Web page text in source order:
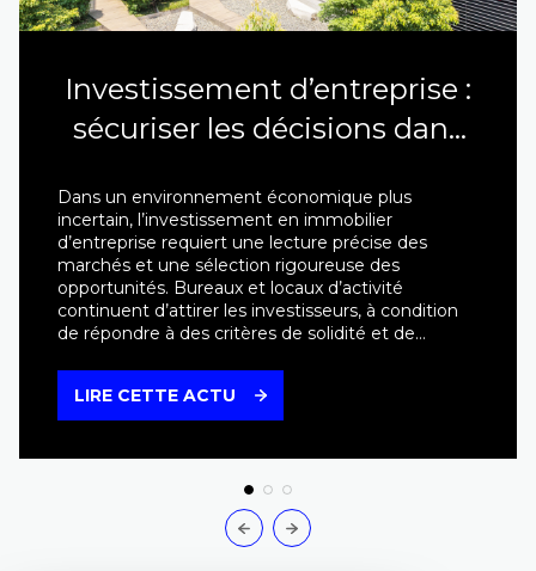
Investissement d’entreprise :
sécuriser les décisions dans
Dans un environnement économique plus
incertain, l’investissement en immobilier
d’entreprise requiert une lecture précise des
marchés et une sélection rigoureuse des
opportunités. Bureaux et locaux d’activité
continuent d’attirer les investisseurs, à condition
de répondre à des critères de solidité et de
l’emplacement, la nature des locataires, la durée
des engagements et la capacité de l’actif à
rendement / risque s’inscrit dans une logique de
long terme, intégrant les enjeux de durabilité et
de valorisation future. Cette sélectivité accrue
LIRE CETTE ACTU